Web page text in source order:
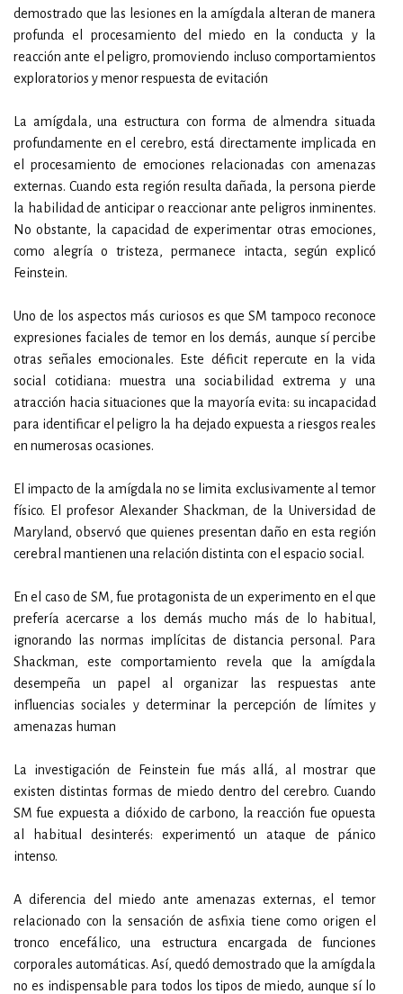
demostrado que las lesiones en la amígdala alteran de manera
profunda el procesamiento del miedo en la conducta y la
reacción ante el peligro, promoviendo incluso comportamientos
exploratorios y menor respuesta de evitación
La amígdala, una estructura con forma de almendra situada
profundamente en el cerebro, está directamente implicada en
el procesamiento de emociones relacionadas con amenazas
externas. Cuando esta región resulta dañada, la persona pierde
la habilidad de anticipar o reaccionar ante peligros inminentes.
No obstante, la capacidad de experimentar otras emociones,
como alegría o tristeza, permanece intacta, según explicó
Feinstein.
Uno de los aspectos más curiosos es que SM tampoco reconoce
expresiones faciales de temor en los demás, aunque sí percibe
otras señales emocionales. Este déficit repercute en la vida
social cotidiana: muestra una sociabilidad extrema y una
atracción hacia situaciones que la mayoría evita: su incapacidad
para identificar el peligro la ha dejado expuesta a riesgos reales
en numerosas ocasiones.
El impacto de la amígdala no se limita exclusivamente al temor
físico. El profesor Alexander Shackman, de la Universidad de
Maryland, observó que quienes presentan daño en esta región
cerebral mantienen una relación distinta con el espacio social.
En el caso de SM, fue protagonista de un experimento en el que
prefería acercarse a los demás mucho más de lo habitual,
ignorando las normas implícitas de distancia personal. Para
Shackman, este comportamiento revela que la amígdala
desempeña un papel al organizar las respuestas ante
influencias sociales y determinar la percepción de límites y
amenazas human
La investigación de Feinstein fue más allá, al mostrar que
existen distintas formas de miedo dentro del cerebro. Cuando
SM fue expuesta a dióxido de carbono, la reacción fue opuesta
al habitual desinterés: experimentó un ataque de pánico
intenso.
A diferencia del miedo ante amenazas externas, el temor
relacionado con la sensación de asfixia tiene como origen el
tronco encefálico, una estructura encargada de funciones
corporales automáticas. Así, quedó demostrado que la amígdala
no es indispensable para todos los tipos de miedo, aunque sí lo